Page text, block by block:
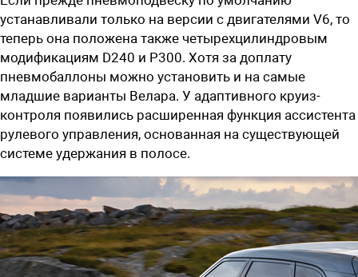
устанавливали только на версии с двигателями V6, то
теперь она положена также четырехцилиндровым
модификациям D240 и P300. Хотя за доплату
пневмобаллоны можно установить и на самые
младшие варианты Велара. У адаптивного круиз-
контроля появились расширенная функция ассистента
рулевого управления, основанная на существующей
системе удержания в полосе.